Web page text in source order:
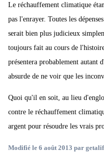
Le réchauffement climatique
pas l'enrayer. Toutes les
serait bien plus judicieux
toujours fait au cours de
présentera probablement autant
absurde de ne voir que les
Quoi qu'il en soit, au lieu
contre le réchauffement
argent pour résoudre les vrais
Modifié le 6 août 2013 par